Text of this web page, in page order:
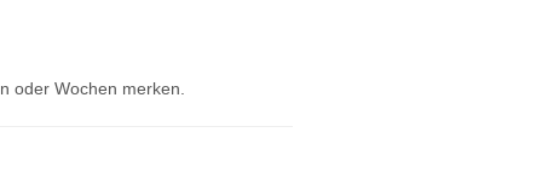
oder Wochen merken.